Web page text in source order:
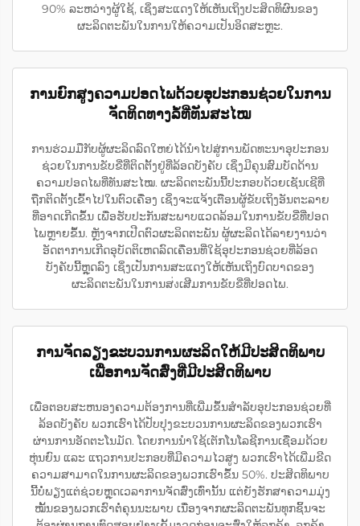
90% ລະຫວ່າງຜູ້ໃຊ້, ເຊິ່ງສະແດງໃຫ້ເຫັນເຖິງປະສິດທິຜົນຂອງ
ຜະລິດຕະພັນໃນການໃຫ້ຄວາມເປັນອິດສະຫຼະ.
ການຍົກສູງຄວາມປອດໄພດ້ວຍອຸປະກອນຊ່ວຍໃນການ
ຈັດທິດທາງລໍ້ທີ່ທັນສະໄໝ
ການຮ່ວມມືກັບຜູ້ຜະລິດລົດໃຫຍ່ໄດ້ນຳໄປສູ່ການພັດທະນາອຸປະກອນ
ຊ່ວຍໃນການຂັບຂີ່ທີ່ຕິດຕັ້ງຢູ່ທີ່ລ້ອດບັງຄັບ ເຊິ່ງມີຄຸນສົມບັດດ້ານ
ຄວາມປອດໄພທີ່ທັນສະໄໝ. ຜະລິດຕະພັນນີ້ປະກອບດ້ວຍເຊັນເຊີທີ່
ຖືກຕິດຕັ້ງເຂົ້າໄປໃນຕົວເຄື່ອງ ເຊິ່ງຈະແຈ້ງເຕືອນຜູ້ຂັບເຖິງອັນຕະລາຍ
ທີ່ອາດເກີດຂຶ້ນ ເພື່ອຮັບປະກັນສະພາບແວດລ້ອມໃນການຂັບຂີ່ທີ່ປອດ
ໄພຫຼາຍຂຶ້ນ. ຫຼັງຈາກເປີດຕົວຜະລິດຕະພັນ ຜູ້ຜະລິດໄດ້ລາຍງານວ່າ
ອັດຕາການເກີດອຸບັດຕິເຫດລົດເຄື່ອນທີ່ໃຊ້ອຸປະກອນຊ່ວຍທີ່ລ້ອດ
ບັງຄັບນີ້ຫຼຸດລົງ ເຊິ່ງເປັນການສະແດງໃຫ້ເຫັນເຖິງບົດບາດຂອງ
ຜະລິດຕະພັນໃນການສ่งເສີມການຂັບຂີ່ທີ່ປອດໄພ.
ການຈັດລຽງຂະບວນການຜະລິດໃຫ້ມີປະສິດທິພາບ
ເພື່ອການຈັດສົ່ງທີ່ມີປະສິດທິພາບ
ເພື່ອຕອບສະຫນອງຄວາມຕ້ອງການທີ່ເພີ່ມຂຶ້ນສຳລັບອຸປະກອນຊ່ວຍທີ່
ລ້ອດບັງຄັບ ພວກເຮົາໄດ້ປັບປຸງຂະບວນການຜະລິດຂອງພວກເຮົາ
ຜ່ານການອັດຕະໂນມັດ. ໂດຍການນຳໃຊ້ເຕັກໂນໂລຊີການເຊື່ອມດ້ວຍ
ຫຸ່ນຍົນ ແລະ ແຖວການປະກອບທີ່ມີຄວາມໄວສູງ ພວກເຮົາໄດ້ເພີ່ມຂີດ
ຄວາມສາມາດໃນການຜະລິດຂອງພວກເຮົາຂຶ້ນ 50%. ປະສິດທິພາບ
ນີ້ບໍ່ພຽງແຕ່ຊ່ວຍຫຼຸດເວລາການຈັດສົ່ງເທົ່ານັ້ນ ແຕ່ຍັງຮັກສາຄວາມມຸ່ງ
ໝັ້ນຂອງພວກເຮົາຕໍ່ຄຸນນະພາບ ເນື່ອງຈາກຜະລິດຕະພັນທຸກຊິ້ນຈະ